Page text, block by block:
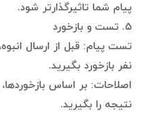
پیام شما تاثیرگذارتر شود.
۵. تست و بازخورد
تست پیام: قبل از ارسال
نفر بازخورد بگیرید.
اصلاحات: بر اساس
نتیجه را بگیرید.